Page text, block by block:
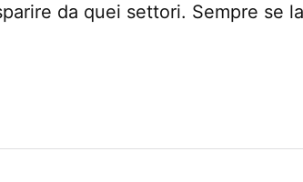
da quei settori. Sempre se